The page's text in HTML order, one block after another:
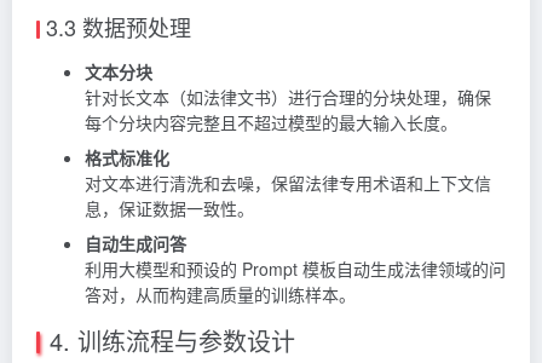
3.3 数据预处理
文本分块
针对长文本（如法律文书）进行合理的分块处理，确保
每个分块内容完整且不超过模型的最大输入长度。
格式标准化
对文本进行清洗和去噪，保留法律专用术语和上下文信
息，保证数据一致性。
自动生成问答
利用大模型和预设的 Prompt 模板自动生成法律领域的问
答对，从而构建高质量的训练样本。
4. 训练流程与参数设计